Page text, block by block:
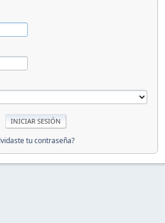
tu contraseña?